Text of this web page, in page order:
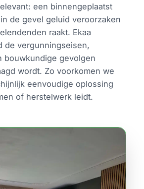
een binnengeplaatst
de gevel geluid veroorzaken
raakt. Ekaa
de vergunningseisen,
bouwkundige gevolgen
wordt. Zo voorkomen we
eenvoudige oplossing
of herstelwerk leidt.